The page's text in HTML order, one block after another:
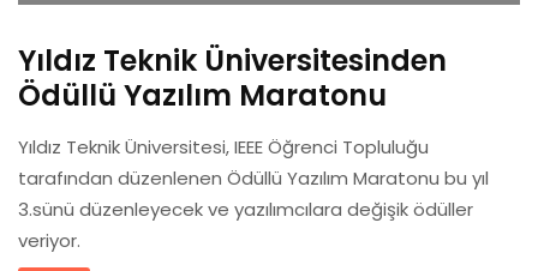
Yıldız Teknik Üniversitesinden
Ödüllü Yazılım Maratonu
Yıldız Teknik Üniversitesi, IEEE Öğrenci Topluluğu
tarafından düzenlenen Ödüllü Yazılım Maratonu bu yıl
3.sünü düzenleyecek ve yazılımcılara değişik ödüller
veriyor.